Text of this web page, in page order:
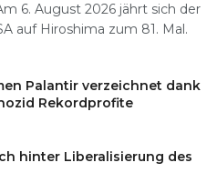
6. August 2026 jährt sich der
auf Hiroshima zum 81. Mal.
Palantir verzeichnet dank
Rekordprofite
hinter Liberalisierung des